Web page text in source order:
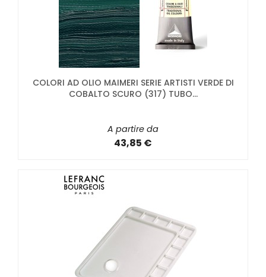
COLORI AD OLIO MAIMERI SERIE ARTISTI VERDE DI
COBALTO SCURO (317) TUBO...
A partire da
43,85 €